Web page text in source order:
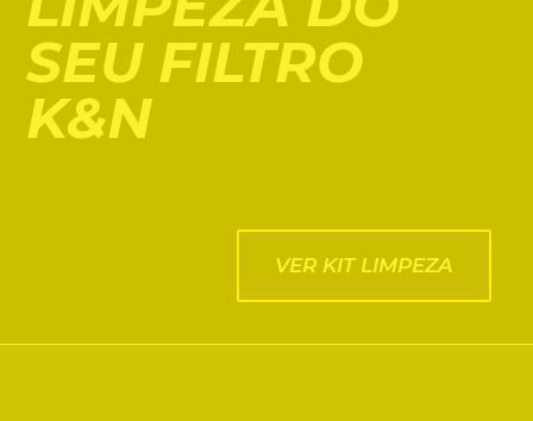
SEU FILTRO
K&N
VER KIT LIMPEZA